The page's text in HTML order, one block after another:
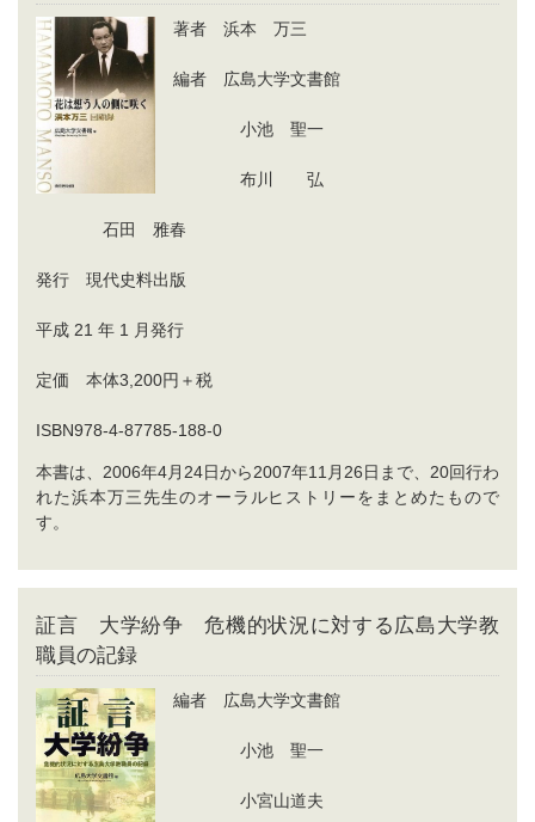
著者 浜本 万三
編者 広島大学文書館
小池 聖一
布川 弘
石田 雅春
発行 現代史料出版
平成 21 年 1 月発行
定価 本体3,200円＋税
ISBN978-4-87785-188-0
本書は、2006年4月24日から2007年11月26日まで、20回行わ
れた浜本万三先生のオーラルヒストリーをまとめたもので
す。
証言 大学紛争 危機的状況に対する広島大学教
職員の記録
編者 広島大学文書館
小池 聖一
小宮山道夫